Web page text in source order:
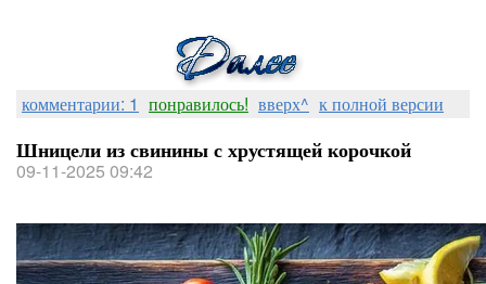
комментарии: 1 понравилось! вверх^ к полной версии
Шницели из свинины с хрустящей корочкой
09-11-2025 09:42